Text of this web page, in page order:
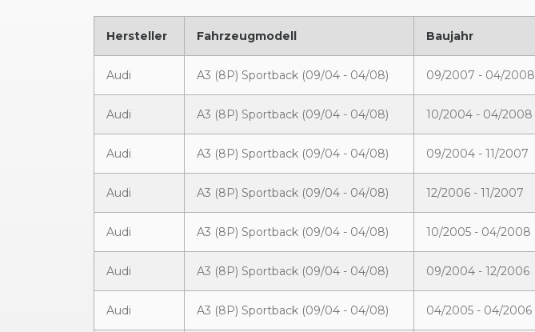
Hersteller Fahrzeugmodell Baujahr
Audi A3 (8P) Sportback (09/04 - 04/08) 09/2007 - 04/2008
Audi A3 (8P) Sportback (09/04 - 04/08) 10/2004 - 04/2008
Audi A3 (8P) Sportback (09/04 - 04/08) 09/2004 - 11/2007
Audi A3 (8P) Sportback (09/04 - 04/08) 12/2006 - 11/2007
Audi A3 (8P) Sportback (09/04 - 04/08) 10/2005 - 04/2008
Audi A3 (8P) Sportback (09/04 - 04/08) 09/2004 - 12/2006
Audi A3 (8P) Sportback (09/04 - 04/08) 04/2005 - 04/2006